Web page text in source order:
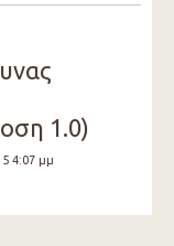
1.0)
4:07 μμ